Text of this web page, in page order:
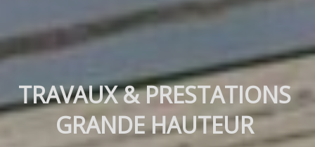
TRAVAUX & PRESTATIONS
GRANDE HAUTEUR